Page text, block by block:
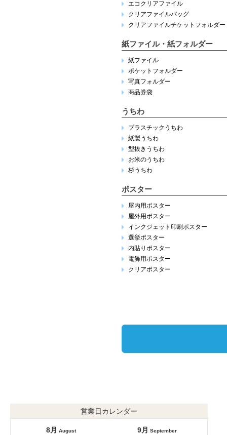
エコクリアファイル
クリアファイルバッグ
クリアファイルチケットフォルダー
紙ファイル・紙フォルダー
紙ファイル
ポケットフォルダー
写真フォルダー
商品券袋
うちわ
プラスチックうちわ
紙製うちわ
型抜きうちわ
お米のうちわ
杉うちわ
ポスター
屋内用ポスター
屋外用ポスター
インクジェット印刷ポスター
選挙ポスター
内貼りポスター
電飾用ポスター
クリアポスター
営業日カレンダー
8月 August 9月 September